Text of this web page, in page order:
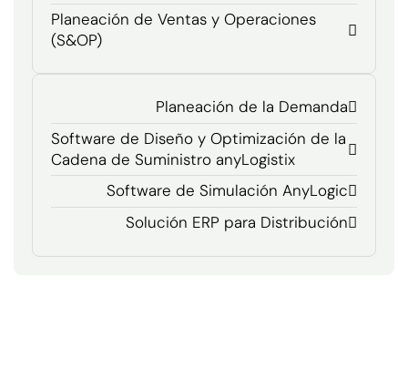
Planeación de Ventas y Operaciones
(S&OP)
Planeación de la Demanda
Software de Diseño y Optimización de la
Cadena de Suministro anyLogistix
Software de Simulación AnyLogic
Solución ERP para Distribución